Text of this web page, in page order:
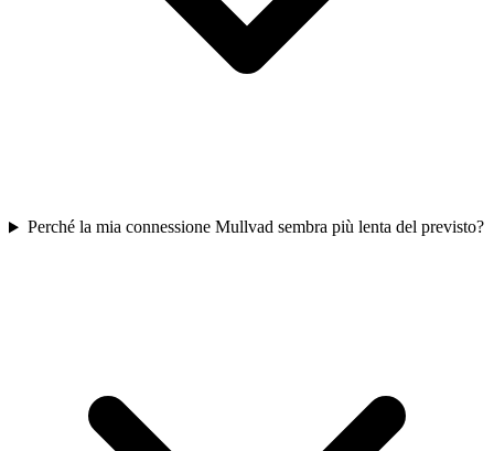
Perché la mia connessione Mullvad sembra più lenta del previsto?